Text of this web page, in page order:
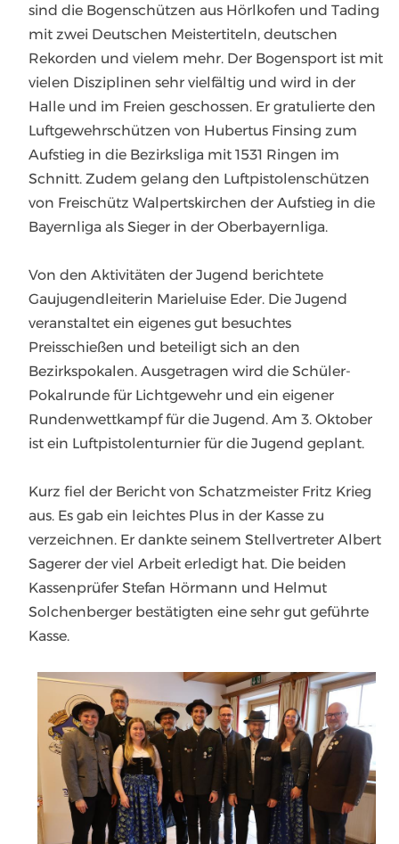
sind die Bogenschützen aus Hörlkofen und Tading
mit zwei Deutschen Meistertiteln, deutschen
Rekorden und vielem mehr. Der Bogensport ist mit
vielen Disziplinen sehr vielfältig und wird in der
Halle und im Freien geschossen. Er gratulierte den
Luftgewehrschützen von Hubertus Finsing zum
Aufstieg in die Bezirksliga mit 1531 Ringen im
Schnitt. Zudem gelang den Luftpistolenschützen
von Freischütz Walpertskirchen der Aufstieg in die
Bayernliga als Sieger in der Oberbayernliga.
Von den Aktivitäten der Jugend berichtete
Gaujugendleiterin Marieluise Eder. Die Jugend
veranstaltet ein eigenes gut besuchtes
Preisschießen und beteiligt sich an den
Bezirkspokalen. Ausgetragen wird die Schüler-
Pokalrunde für Lichtgewehr und ein eigener
Rundenwettkampf für die Jugend. Am 3. Oktober
ist ein Luftpistolenturnier für die Jugend geplant.
Kurz fiel der Bericht von Schatzmeister Fritz Krieg
aus. Es gab ein leichtes Plus in der Kasse zu
verzeichnen. Er dankte seinem Stellvertreter Albert
Sagerer der viel Arbeit erledigt hat. Die beiden
Kassenprüfer Stefan Hörmann und Helmut
Solchenberger bestätigten eine sehr gut geführte
Kasse.